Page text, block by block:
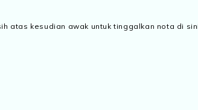
atas kesudian awak untuk tinggalkan nota di